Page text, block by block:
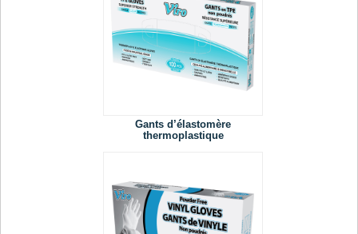
Gants d’élastomère
thermoplastique